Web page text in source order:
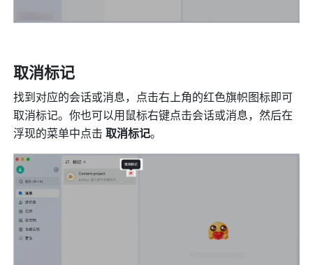
取消标记
找到对应的会话或消息，点击右上角的红色旗帜图标即可
取消标记。你也可以用鼠标右键点击会话或消息，然后在
浮现的菜单中点击 取消标记。